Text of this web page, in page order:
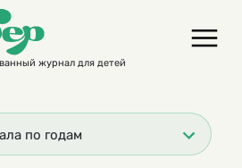
журнал для детей
по годам